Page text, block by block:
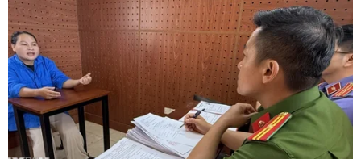
Quang cảnh bên ngoài Ngân hàng Trung ương Canada tại
Ottawa. (Ảnh: AFP/TTXVN)
Ngân hàng Trung ương Canada (BoC) đã lần thứ
ba liên tiếp quyết định giữ nguyên lãi suất chủ
chốt ở mức 5% trong cuộc họp cuối cùng của